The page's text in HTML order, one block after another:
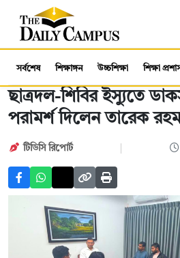
সর্বশেষ শিক্ষাঙ্গন উচ্চশিক্ষা শিক্ষা
ছাত্রদল-শিবির ইস্যুতে
পরামর্শ দিলেন তারেক
টিডিসি রিপোর্ট